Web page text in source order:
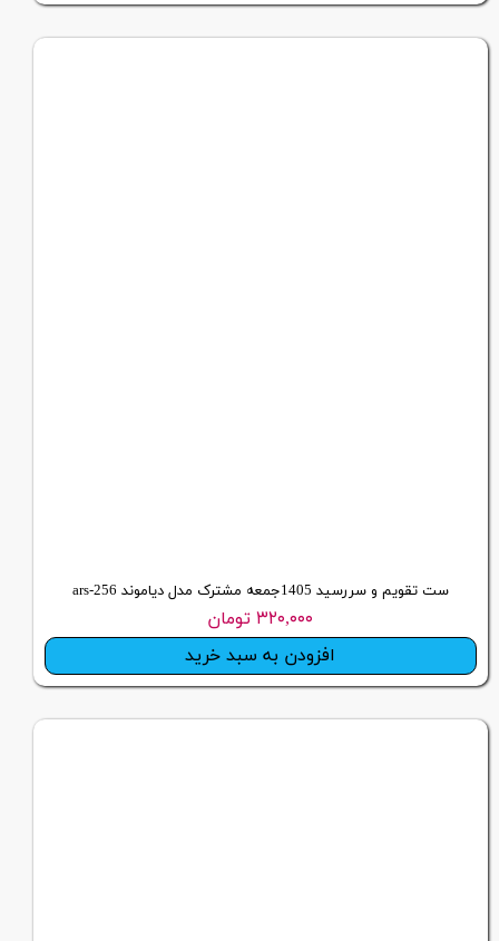
ست تقویم و سررسید 1405جمعه مشترک مدل دیاموند ars-256
۳۲۰,۰۰۰ تومان
افزودن به سبد خرید